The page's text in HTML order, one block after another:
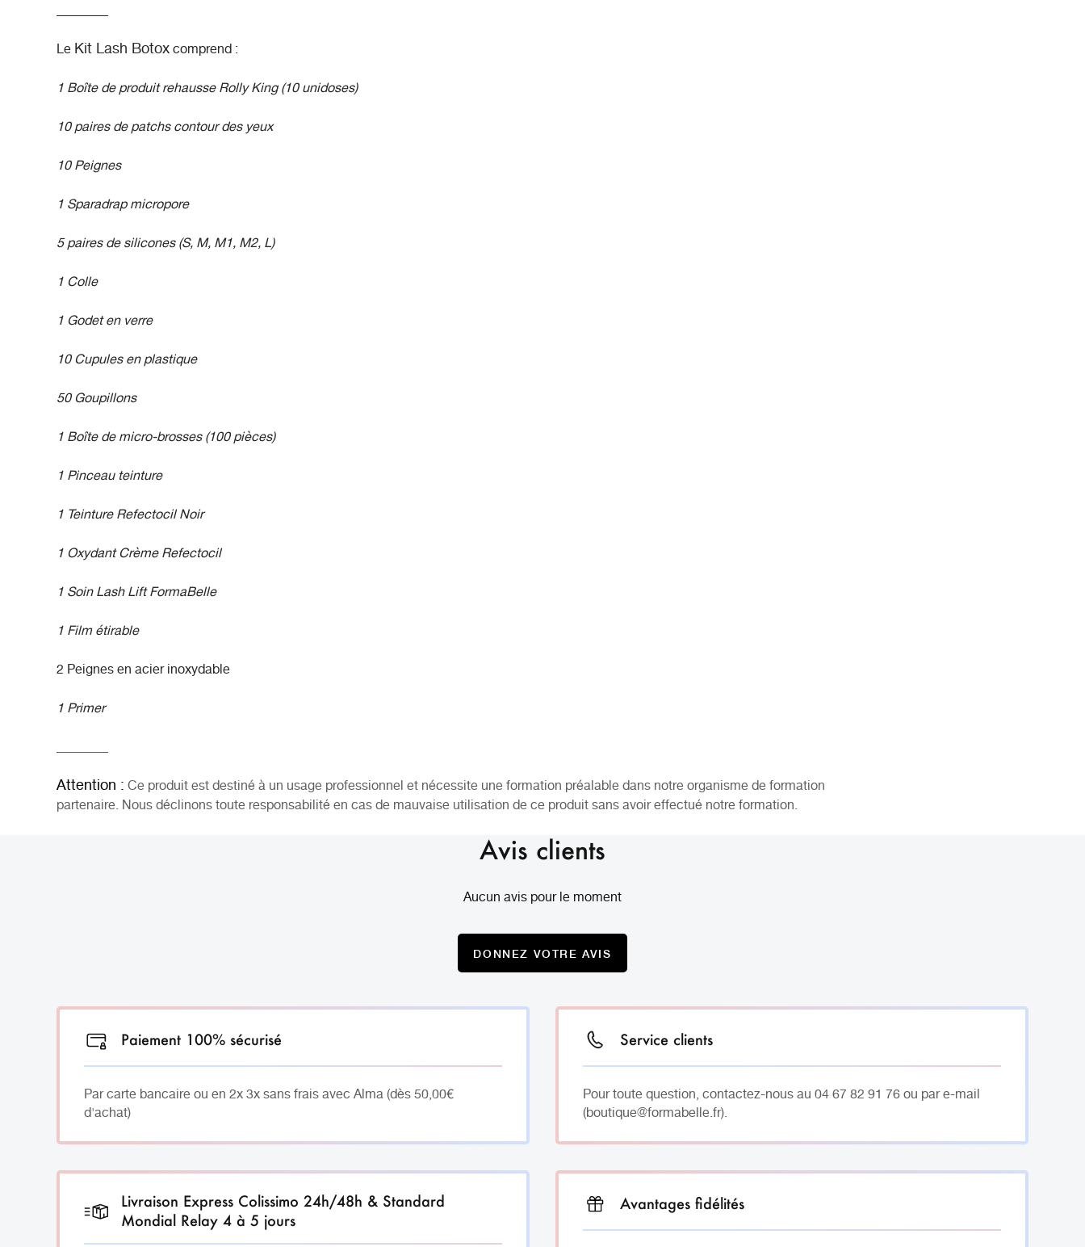
________
Le Kit Lash Botoxcomprend :
1 Boîte de produit rehausse Rolly King(10 unidoses)
10 paires de patchs contour des yeux
10 Peignes
1 Sparadrap micropore
5 paires de silicones (S, M, M1, M2, L)
1 Colle
1 Godet en verre
10 Cupules en plastique
50 Goupillons
1 Boîte de micro-brosses (100 pièces)
1 Pinceau teinture
1 Teinture Refectocil Noir
1 Oxydant Crème Refectocil
1 Soin Lash Lift FormaBelle
1 Film étirable
2 Peignes en acier inoxydable
1 Primer
________
Attention : Ce produit est destiné à un usage professionnel et nécessite une formation préalable dans notre organisme de formation
partenaire. Nous déclinons toute responsabilité en cas de mauvaise utilisation de ce produit sans avoir effectué notre formation.
Avis clients
Aucun avis pour le moment
DONNEZ VOTRE AVIS
Paiement 100% sécurisé
Par carte bancaire ou en 2x 3x sans frais avec Alma (dès 50,00€
d'achat)
Service clients
Pour toute question, contactez-nous au 04 67 82 91 76 ou par e-mail
(boutique@formabelle.fr).
Livraison Express Colissimo 24h/48h & Standard
Mondial Relay 4 à 5 jours
Avantages fidélités